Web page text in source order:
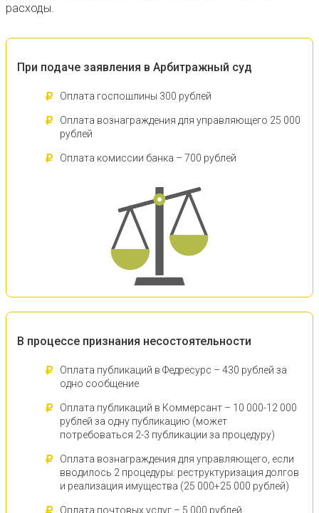
расходы.
При подаче заявления в Арбитражный суд
Оплата госпошлины 300 рублей
Оплата вознаграждения для управляющего 25 000
рублей
Оплата комиссии банка – 700 рублей
В процессе признания несостоятельности
Оплата публикаций в Федресурс – 430 рублей за
одно сообщение
Оплата публикаций в Коммерсант – 10 000-12 000
рублей за одну публикацию (может
потребоваться 2-3 публикации за процедуру)
Оплата вознаграждения для управляющего, если
вводилось 2 процедуры: реструктуризация долгов
и реализация имущества (25 000+25 000 рублей)
Оплата почтовых услуг – 5 000 рублей